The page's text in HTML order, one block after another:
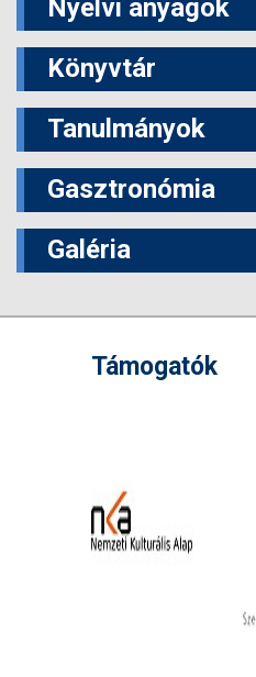
Nyelvi anyagok
Könyvtár
Tanulmányok
Gasztronómia
Galéria
Támogatók